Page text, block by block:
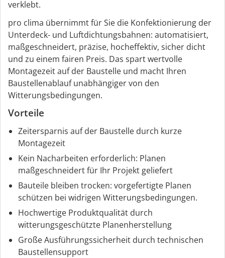
verklebt.
pro clima übernimmt für Sie die Konfektionierung der
Unterdeck- und Luftdichtungsbahnen: automatisiert,
maßgeschneidert, präzise, hocheffektiv, sicher dicht
und zu einem fairen Preis. Das spart wertvolle
Montagezeit auf der Baustelle und macht Ihren
Baustellenablauf unabhängiger von den
Witterungsbedingungen.
Vorteile
Zeitersparnis auf der Baustelle durch kurze
Montagezeit
Kein Nacharbeiten erforderlich: Planen
maßgeschneidert für Ihr Projekt geliefert
Bauteile bleiben trocken: vorgefertigte Planen
schützen bei widrigen Witterungsbedingungen.
Hochwertige Produktqualität durch
witterungsgeschützte Planenherstellung
Große Ausführungssicherheit durch technischen
Baustellensupport